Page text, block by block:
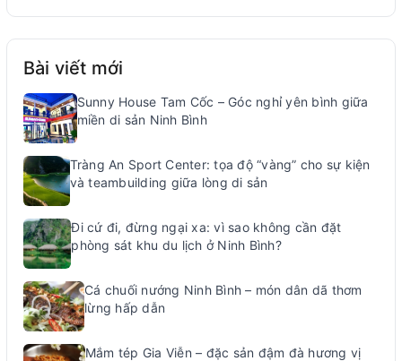
Bài viết mới
Sunny House Tam Cốc – Góc nghỉ yên bình giữa
miền di sản Ninh Bình
Tràng An Sport Center: tọa độ “vàng” cho sự kiện
và teambuilding giữa lòng di sản
Đi cứ đi, đừng ngại xa: vì sao không cần đặt
phòng sát khu du lịch ở Ninh Bình?
Cá chuối nướng Ninh Bình – món dân dã thơm
lừng hấp dẫn
Mắm tép Gia Viễn – đặc sản đậm đà hương vị